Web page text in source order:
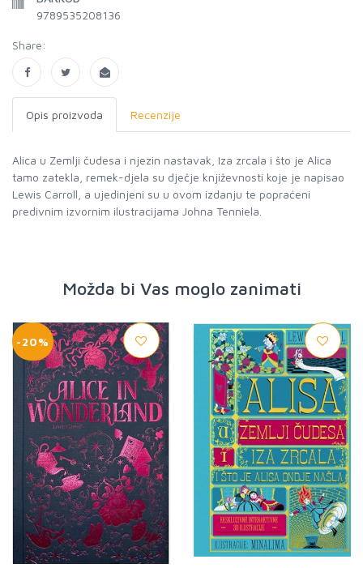
9789535208136
Share:
Opis proizvoda Recenzije
Alica u Zemlji čudesa i njezin nastavak, Iza zrcala i što je Alica
tamo zatekla, remek-djela su dječje književnosti koje je napisao
Lewis Carroll, a ujedinjeni su u ovom izdanju te popraćeni
predivnim izvornim ilustracijama Johna Tenniela.
Možda bi Vas moglo zanimati
-20%